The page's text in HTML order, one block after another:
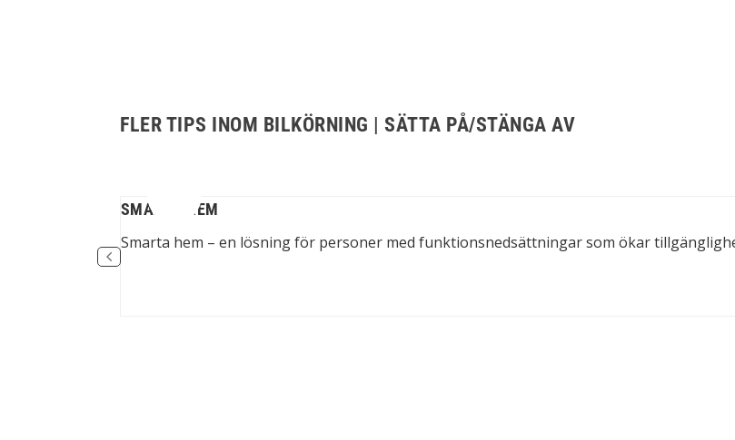
FLER TIPS INOM BILKÖRNING | SÄTTA PÅ/STÄNGA AV
med tetraplegi
SMARTA HEM
Smarta hem – en lösning för personer med funktionsnedsättningar som ökar